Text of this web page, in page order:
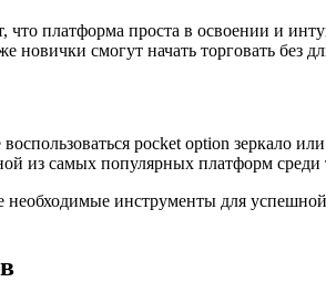
платформа проста в освоении и
смогут начать торговать без
pocket option зеркало
из самых популярных платформ среди
инструменты для